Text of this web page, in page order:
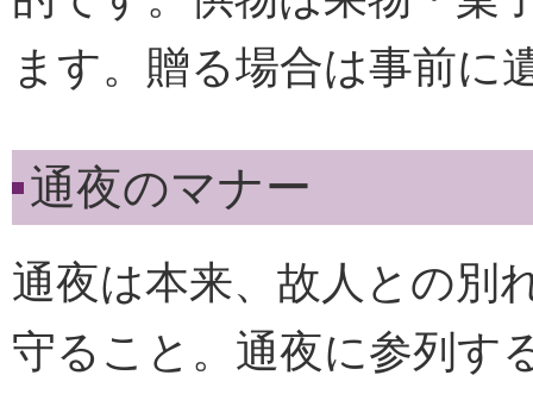
ます。贈る場合は事前に
通夜のマナー
通夜は本来、故人との別
守ること。通夜に参列す